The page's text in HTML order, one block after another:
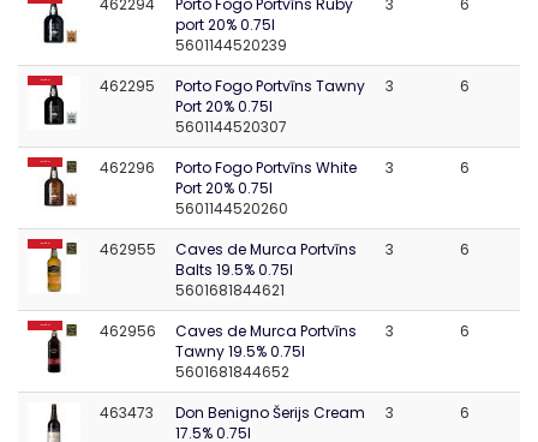
462294
Porto Fogo Portvīns Ruby
port 20% 0.75l
5601144520239
3 6
IESAKĀM 462295
Porto Fogo Portvīns Tawny
Port 20% 0.75l
5601144520307
3 6
IESAKĀM 462296
Porto Fogo Portvīns White
Port 20% 0.75l
5601144520260
3 6
IESAKĀM 462955
Caves de Murca Portvīns
Balts 19.5% 0.75l
5601681844621
3 6
IESAKĀM 462956
Caves de Murca Portvīns
Tawny 19.5% 0.75l
5601681844652
3 6
463473
Don Benigno Šerijs Cream
17.5% 0.75l
3 6